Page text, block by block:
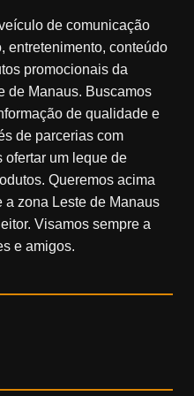
de comunicação
entretenimento, conteúdo
promocionais da
de Manaus. Buscamos
de qualidade e
de parcerias com
ofertar um leque de
Queremos acima
a zona Leste de Manaus
Visamos sempre a
e amigos.